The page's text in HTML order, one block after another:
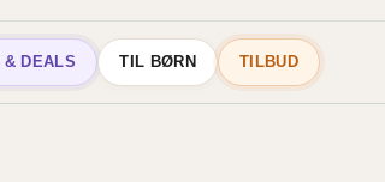
& DEALS TIL BØRN TILBUD